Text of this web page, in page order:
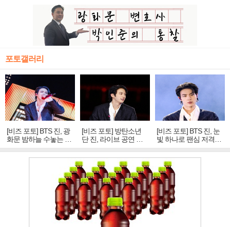
포토갤러리
[비즈 포토] BTS 진, 광
화문 밤하늘 수놓는 '비
주얼 킹'의 열창
[비즈 포토] 방탄소년
단 진, 라이브 공연 중
빛나는 독보적 아우라
[비즈 포토] BTS 진, 눈
빛 하나로 팬심 저격…
독보적 카리스마